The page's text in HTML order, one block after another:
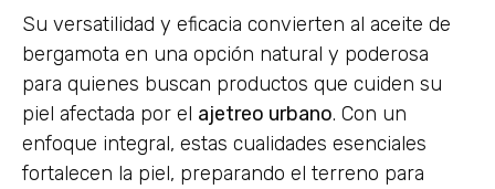
Su versatilidad y eficacia convierten al aceite de
bergamota en una opción natural y poderosa
para quienes buscan productos que cuiden su
piel afectada por el ajetreo urbano. Con un
enfoque integral, estas cualidades esenciales
fortalecen la piel, preparando el terreno para